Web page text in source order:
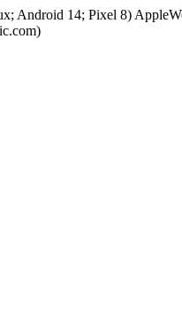
Android 14; Pixel 8)